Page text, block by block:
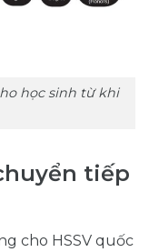
học sinh từ khi
tiếp
cho HSSV quốc